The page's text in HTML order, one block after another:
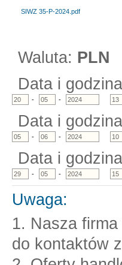
SIWZ 35-P-2024.pdf
Waluta: PLN
Data i
- -
Data i
- -
Data i
- -
Uwaga:
1. Nasza
do kontaktów